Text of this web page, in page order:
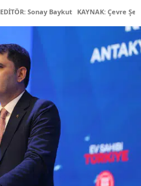
EDİTÖR: Sonay Baykut KAYNAK: Çevre